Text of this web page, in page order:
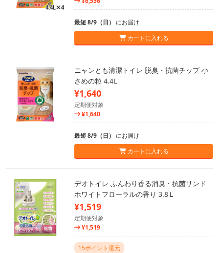
最短 8/9（日） にお届け
カートに入れる
ニャンとも清潔トイレ 脱臭・抗菌チップ 小
さめの粒 4.4L
¥1,640
定期便対象
¥1,640
最短 8/9（日） にお届け
カートに入れる
デオトイレ ふんわり香る消臭・抗菌サンド
ホワイトフローラルの香り 3.8Ｌ
¥1,519
定期便対象
¥1,519
15ポイント還元